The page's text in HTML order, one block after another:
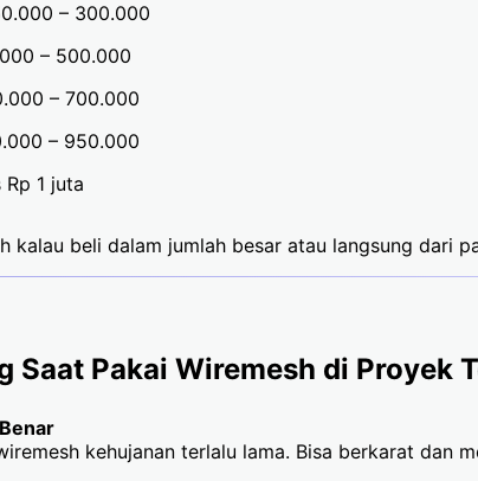
– 300.000
– 500.000
– 700.000
– 950.000
1 juta
kalau beli dalam jumlah besar atau langsung dari
Saat Pakai Wiremesh di Proyek
kehujanan terlalu lama. Bisa berkarat dan